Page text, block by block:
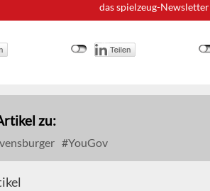
das spielzeug-
zu:
YouGov